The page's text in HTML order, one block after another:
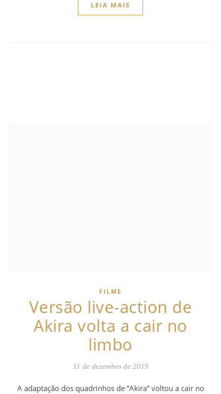
LEIA MAIS
FILME
Versão live-action de
Akira volta a cair no
limbo
11 de dezembro de 2019
A adaptação dos quadrinhos de “Akira” voltou a cair no